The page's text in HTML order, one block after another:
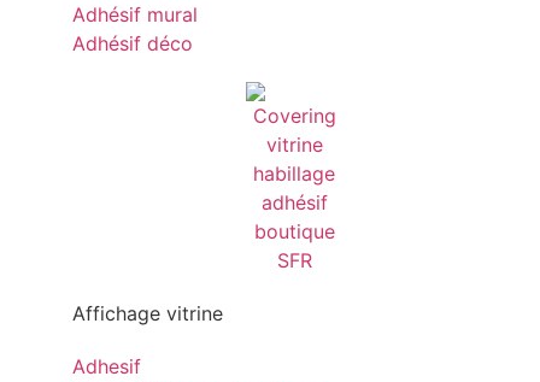
Adhésif mural
Adhésif déco
Affichage vitrine
Adhesif